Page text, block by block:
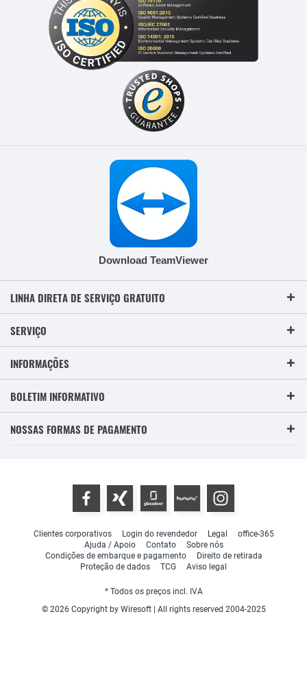
Download TeamViewer
LINHA DIRETA DE SERVIÇO GRATUITO
SERVIÇO
INFORMAÇÕES
BOLETIM INFORMATIVO
NOSSAS FORMAS DE PAGAMENTO
Clientes corporativos Login do revendedor Legal
office-365
Ajuda / Apoio
Contato
Sobre nós
Condições de embarque e pagamento
Direito de retirada
Proteção de dados
TCG Aviso legal
* Todos os preços incl. IVA
© 2026 Copyright by Wiresoft | All rights reserved 2004-2025